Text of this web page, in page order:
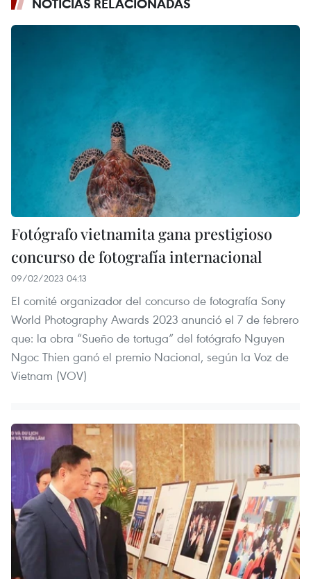
Fotógrafo vietnamita gana prestigioso
concurso de fotografía internacional
09/02/2023 04:13
El comité organizador del concurso de fotografía Sony
World Photography Awards 2023 anunció el 7 de febrero
que: la obra “Sueño de tortuga” del fotógrafo Nguyen
Ngoc Thien ganó el premio Nacional, según la Voz de
Vietnam (VOV)